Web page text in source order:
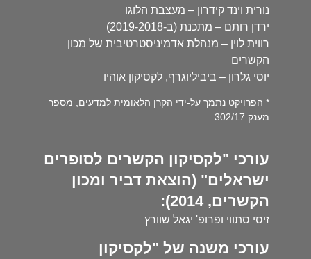
נורית וינד קידרון – מעצבת הלוגו
ירדן רותם – מתכנת (ב-2019-2018)
רווית לוין – מנהלת אדמיניסטרטיבית של מכון
הקשרים
יוסי גלרון – ביביליוגרף, לקסיקון אוהיו
* הפרויקט נתמך על-ידי הקרן הלאומית למדעים, מספר
מענק 302/17
עורכי "לקסיקון הקשרים לסופרים
ישראלים" (הוצאת דביר ומכון
הקשרים, 2014):
זיסי סתווי ופרופ' יגאל שוורץ
עורכי משנה של "לקסיקון